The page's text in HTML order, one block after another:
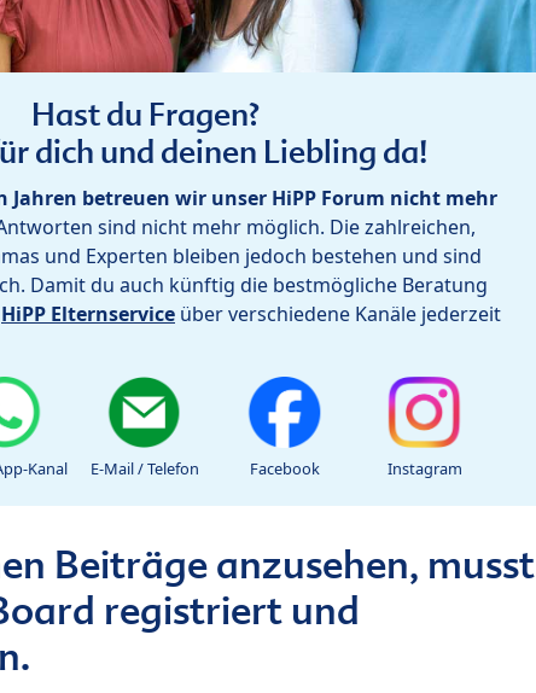
Hast du Fragen?
dich und deinen Liebling da!
Jahren betreuen wir unser HiPP Forum nicht mehr
sind nicht mehr möglich. Die zahlreichen,
und Experten bleiben jedoch bestehen und sind
Damit du auch künftig die bestmögliche Beratung
HiPP Elternservice über verschiedene Kanäle jederzeit
Kanal E-Mail / Telefon Facebook Instagram
Beiträge anzusehen, musst
registriert und